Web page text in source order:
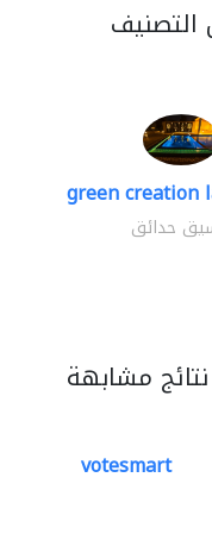
التصنيف
green creation
حدائق
نتائج مشابهة
votesmart